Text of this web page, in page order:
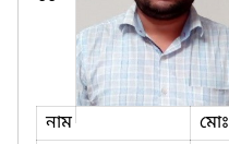
নাম